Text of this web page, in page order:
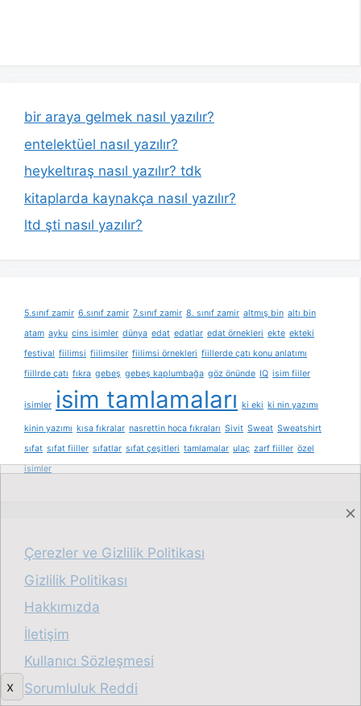
bir araya gelmek nasıl yazılır?
entelektüel nasıl yazılır?
heykeltıraş nasıl yazılır? tdk
kitaplarda kaynakça nasıl yazılır?
ltd şti nasıl yazılır?
5.sınıf zamir 6.sınıf zamir 7.sınıf zamir 8. sınıf zamir altmış bin altı bin
atam ayku cins isimler dünya edat edatlar edat örnekleri ekte ekteki
festival fiilimsi fiilimsiler fiilimsi örnekleri fiillerde çatı konu anlatımı
fiillrde çatı fıkra gebeş gebeş kaplumbağa göz önünde IQ isim fiiler
isimler isim tamlamaları ki eki ki nin yazımı
kinin yazımı kısa fıkralar nasrettin hoca fıkraları Sivit Sweat Sweatshirt
sıfat sıfat fiiller sıfatlar sıfat çeşitleri tamlamalar ulaç zarf fiiller özel
isimler
Çerezler ve Gizlilik Politikası
Gizlilik Politikası
Hakkımızda
İletişim
Kullanıcı Sözleşmesi
Sorumluluk Reddi
x